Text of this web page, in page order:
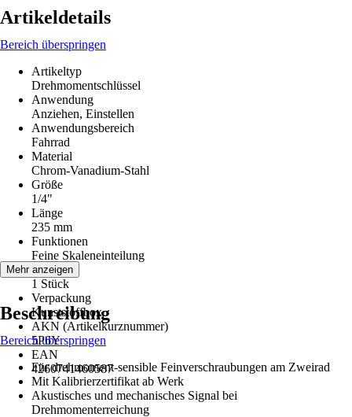
Artikeldetails
Bereich überspringen
Artikeltyp
Drehmomentschlüssel
Anwendung
Anziehen, Einstellen
Anwendungsbereich
Fahrrad
Material
Chrom-Vanadium-Stahl
Größe
1/4"
Länge
235 mm
Funktionen
Feine Skaleneinteilung
Inhalt
1 Stück
Verpackung
Kunststoffbox
AKN (Artikelkurznummer)
5P6Y
EAN
4260741460587
Mehr anzeigen
Beschreibung
Bereich überspringen
Für drehmoment-sensible Feinverschraubungen am Zweirad
Mit Kalibrierzertifikat ab Werk
Akustisches und mechanisches Signal bei
Drehmomenterreichung